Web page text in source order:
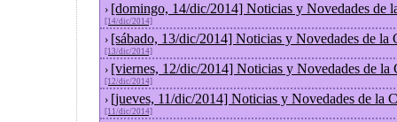
› [domingo, 14/dic/2014] Noticias y Novedades de
[14/dic/2014]
› [sábado, 13/dic/2014] Noticias y Novedades de la
[13/dic/2014]
› [viernes, 12/dic/2014] Noticias y Novedades de la
[12/dic/2014]
› [jueves, 11/dic/2014] Noticias y Novedades de la
[11/dic/2014]